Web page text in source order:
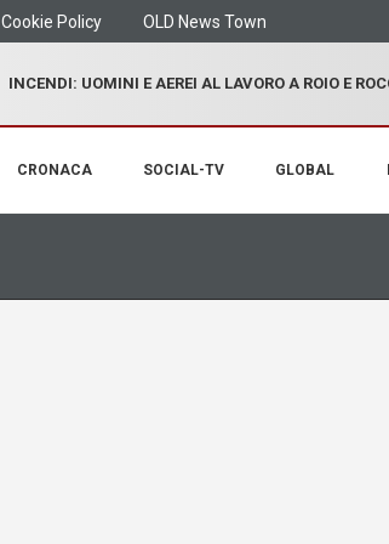
Cookie Policy OLD News Town
INCENDI: UOMINI E AEREI AL LAVORO A ROIO E
CRONACA SOCIAL-TV GLOBAL